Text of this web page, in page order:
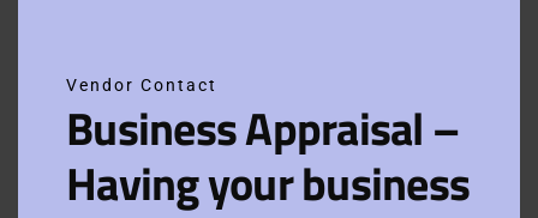
neque. Nulla finibus lobortis pulvinar.
Donec a consectetur nulla. Nulla posuere
sapien vitae lectus suscipit, et pulvinar
nisi tincidunt. Aliquam erat volutpat.
Curabitur convallis fringilla diam sed
Vendor Contact
Business Appraisal –
Having your business